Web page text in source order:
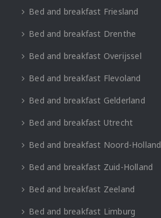
Bed and breakfast Friesland
Bed and breakfast Drenthe
Bed and breakfast Overijssel
Bed and breakfast Flevoland
Bed and breakfast Gelderland
Bed and breakfast Utrecht
Bed and breakfast Noord-Holland
Bed and breakfast Zuid-Holland
Bed and breakfast Zeeland
Bed and breakfast Limburg